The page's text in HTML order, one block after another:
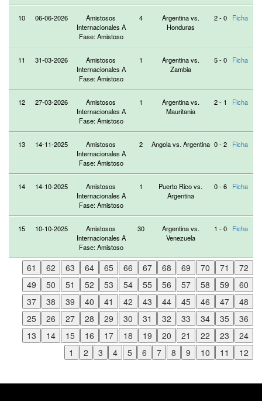
10 06-06-2026
Amistosos
Internacionales A
Fase: Amistoso
4
Argentina vs.
Honduras
2 - 0 Ficha
11 31-03-2026
Amistosos
Internacionales A
Fase: Amistoso
1
Argentina vs.
Zambia
5 - 0 Ficha
12 27-03-2026
Amistosos
Internacionales A
Fase: Amistoso
1
Argentina vs.
Mauritania
2 - 1 Ficha
13 14-11-2025
Amistosos
Internacionales A
Fase: Amistoso
2 Angola vs. Argentina 0 - 2 Ficha
14 14-10-2025
Amistosos
Internacionales A
Fase: Amistoso
1
Puerto Rico vs.
Argentina
0 - 6 Ficha
15 10-10-2025
Amistosos
Internacionales A
Fase: Amistoso
30
Argentina vs.
Venezuela
1 - 0 Ficha